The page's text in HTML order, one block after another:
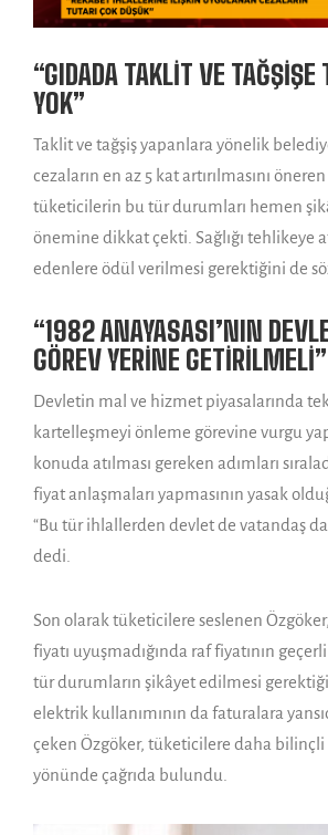
“GIDADA TAKLİT VE TAĞŞİŞE
YOK”
Taklit ve tağşiş yapanlara yönelik
cezaların en az 5 kat artırılmasını
tüketicilerin bu tür durumları hemen
önemine dikkat çekti. Sağlığı tehlikeye
edenlere ödül verilmesi gerektiğini de
“1982 ANAYASASI’NIN
GÖREV YERİNE GETİRİLMELİ”
Devletin mal ve hizmet piyasalarında
kartelleşmeyi önleme görevine vurgu
konuda atılması gereken adımları
fiyat anlaşmaları yapmasının yasak
“Bu tür ihlallerden devlet de vatandaş
dedi.
Son olarak tüketicilere seslenen
fiyatı uyuşmadığında raf fiyatının
tür durumların şikâyet edilmesi
elektrik kullanımının da faturalara
çeken Özgöker, tüketicilere daha
yönünde çağrıda bulundu.